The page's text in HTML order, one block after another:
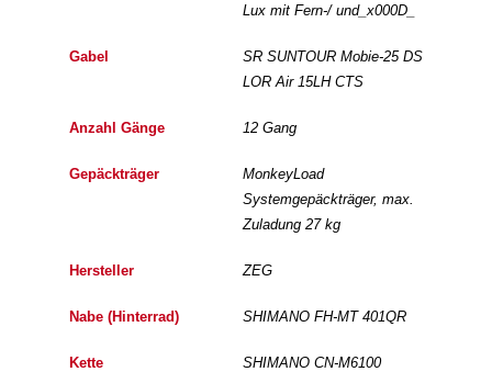
Lux mit Fern-/ und_x000D_
Gabel
SR SUNTOUR Mobie-25 DS
LOR Air 15LH CTS
Anzahl Gänge 12 Gang
Gepäckträger
MonkeyLoad
Systemgepäckträger, max.
Zuladung 27 kg
Hersteller ZEG
Nabe (Hinterrad) SHIMANO FH-MT 401QR
Kette SHIMANO CN-M6100